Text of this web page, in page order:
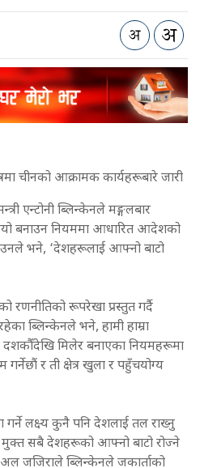
चीनको आक्रामक कार्यहरूबारे जारी
एन्टोनी ब्लिन्केनले मङ्गलबार
बनाउन नियममा आधारित आदेशको
उनले भने, ‘देशहरूलाई आफ्नो बाटो
रणनीतिको रूपरेखा प्रस्तुत गर्दै
ब्लिन्केनले भने, हामी हाम्रा
मिलेर बनाएका नियमहरूमा
गर्नेछौं र ती क्षेत्र खुला र पहुँचयोग्य
लक्ष्य कुनै पनि देशलाई तल राख्नु
सबै देशहरूको आफ्नो बाटो रोज्ने
अल जजिराले ब्लिन्केनले जकार्ताको